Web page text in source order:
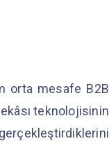
orta mesafe B2B
teknolojisinin